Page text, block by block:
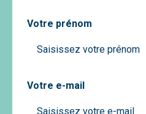
Votre prénom
Votre e-mail